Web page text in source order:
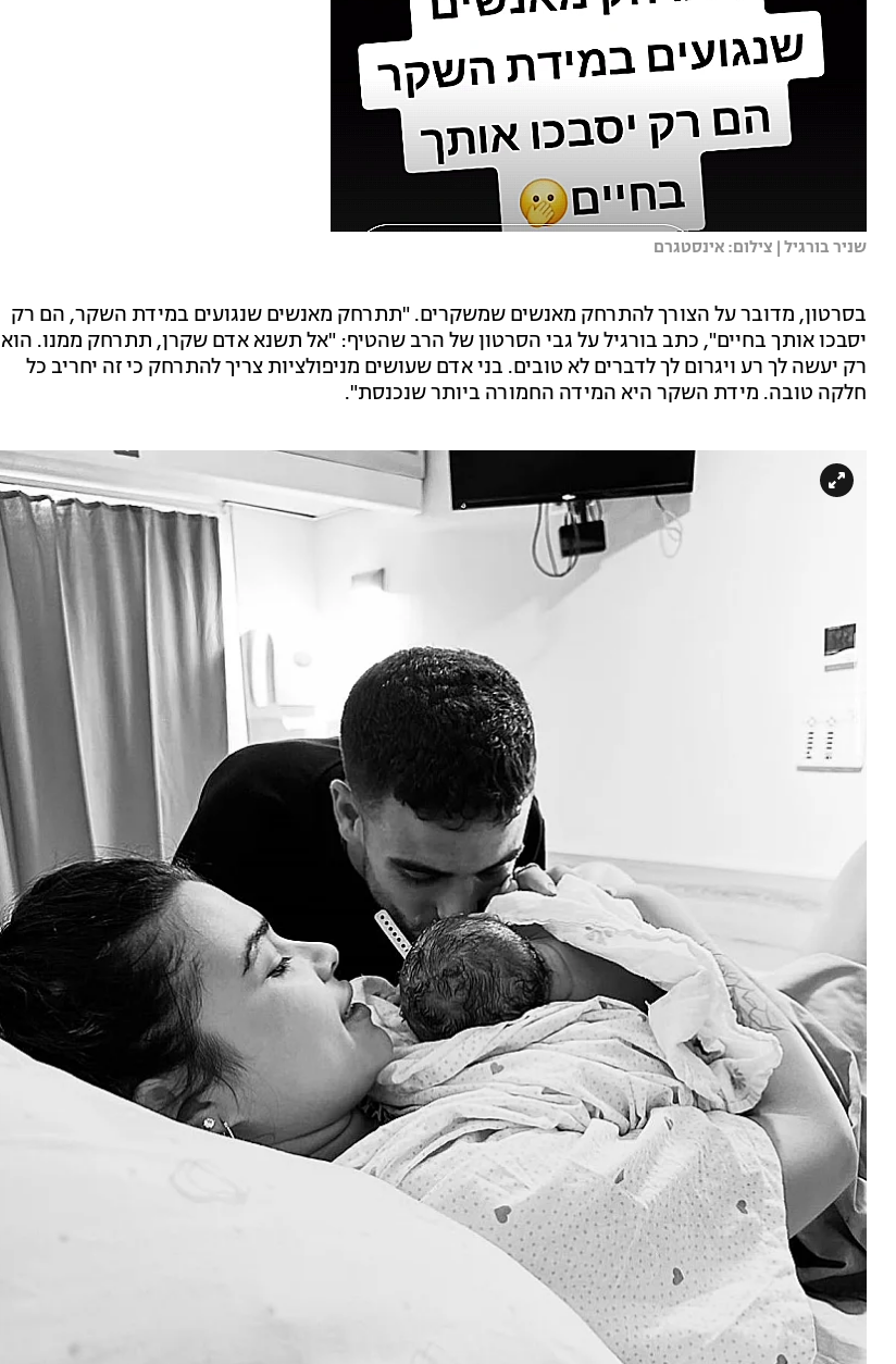
שניר בורגיל | צילום: אינסטגרם
בסרטון, מדובר על הצורך להתרחק מאנשים שמשקרים. "תתרחק מאנשים שנגועים במידת השקר, הם רק
יסבכו אותך בחיים", כתב בורגיל על גבי הסרטון של הרב שהטיף: "אל תשנא אדם שקרן, תתרחק ממנו. הוא
רק יעשה לך רע ויגרום לך לדברים לא טובים. בני אדם שעושים מניפולציות צריך להתרחק כי זה יחריב כל
חלקה טובה. מידת השקר היא המידה החמורה ביותר שנכנסת".